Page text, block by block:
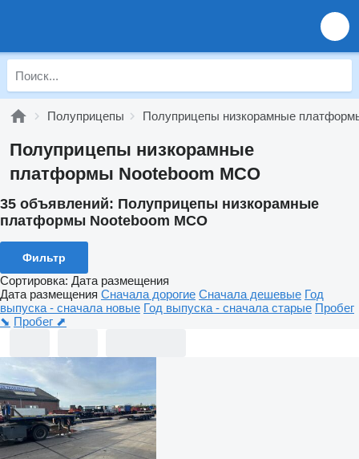
Полуприцепы Полуприцепы низкорамные
Полуприцепы низкорамные
платформы Nooteboom MCO
35 объявлений: Полуприцепы низкорамные
платформы Nooteboom MCO
Фильтр
Сортировка: Дата размещения
Дата размещения Сначала дорогие Сначала дешевые Год
выпуска - сначала новые Год выпуска - сначала старые Пробег
⬊ Пробег ⬈